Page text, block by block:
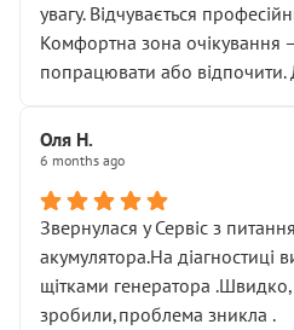
увагу. Відчувається
Комфортна зона очікування
попрацювати або відпочити.
Оля Н.
6 months ago
Звернулася у Сервіс з
акумулятора.На діагностиці
щітками генератора
зробили,проблема зникла .